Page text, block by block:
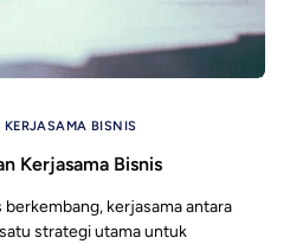
BISNIS
Kerjasama Bisnis
kerjasama antara
strategi utama untuk